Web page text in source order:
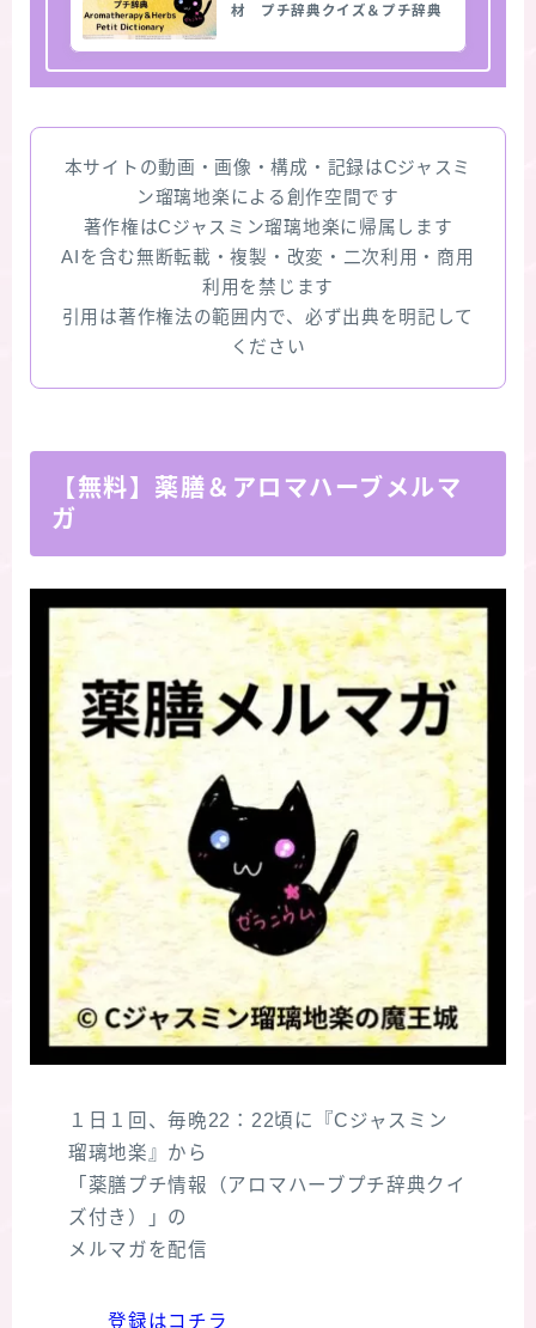
材 プチ辞典クイズ＆プチ辞典
本サイトの動画・画像・構成・記録はCジャスミ
ン瑠璃地楽による創作空間です
著作権はCジャスミン瑠璃地楽に帰属します
AIを含む無断転載・複製・改変・二次利用・商用
利用を禁じます
引用は著作権法の範囲内で、必ず出典を明記して
ください
【無料】薬膳＆アロマハーブメルマ
ガ
１日１回、毎晩22：22頃に『Cジャスミン
瑠璃地楽』から
「薬膳プチ情報（アロマハーブプチ辞典クイ
ズ付き）」の
メルマガを配信
登録はコチラ